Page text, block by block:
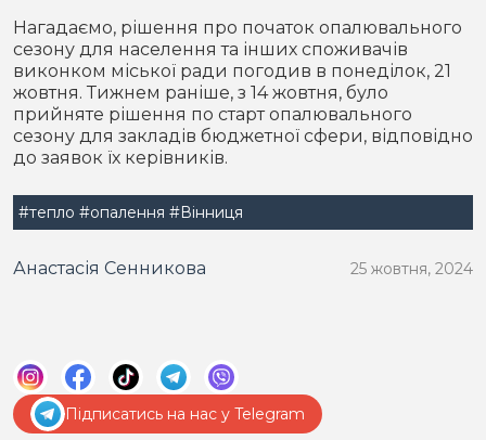
Нагадаємо, рішення про початок опалювального
сезону для населення та інших споживачів
виконком міської ради погодив в понеділок, 21
жовтня. Тижнем раніше, з 14 жовтня, було
прийняте рішення по старт опалювального
сезону для закладів бюджетної сфери, відповідно
до заявок їх керівників.
#тепло #опалення #Вінниця
Анастасія Сенникова 25 жовтня, 2024
Підписатись на нас у Telegram